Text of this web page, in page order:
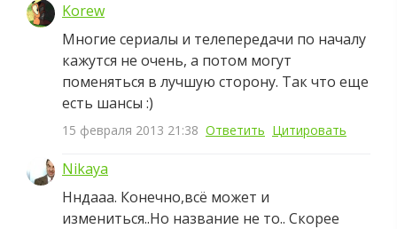
Korew
Многие сериалы и телепередачи по началу
кажутся не очень, а потом могут
поменяться в лучшую сторону. Так что еще
есть шансы :)
15 февраля 2013 21:38 Ответить Цитировать
Nikaya
Нндааа. Конечно,всё может и
измениться..Но название не то.. Скорее